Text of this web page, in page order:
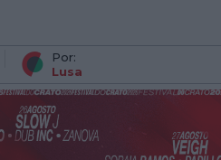
Por:
Lusa